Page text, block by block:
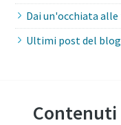
Dai un'occhiata
Ultimi post del blog